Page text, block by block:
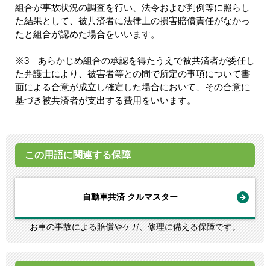
組合が事故状況の調査を行い、法令および判例等に照らし
た結果として、被共済者に法律上の損害賠償責任がなかっ
たと組合が認めた場合をいいます。
※3 あらかじめ組合の承認を得たうえで被共済者が委任し
た弁護士により、被害者等との間で所定の事項について書
面による合意が成立し確定した場合において、その合意に
基づき被共済者が支出する費用をいいます。
この用語に関連する保障
自動車共済 クルマスター
お車の事故による賠償やケガ、修理に備える保障です。